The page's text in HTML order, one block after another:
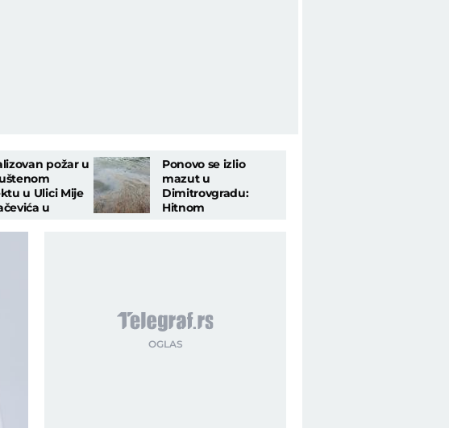
požar u
u Ulici Mije
u
Ponovo se izlio
mazut u
Dimitrovgradu:
Hitnom